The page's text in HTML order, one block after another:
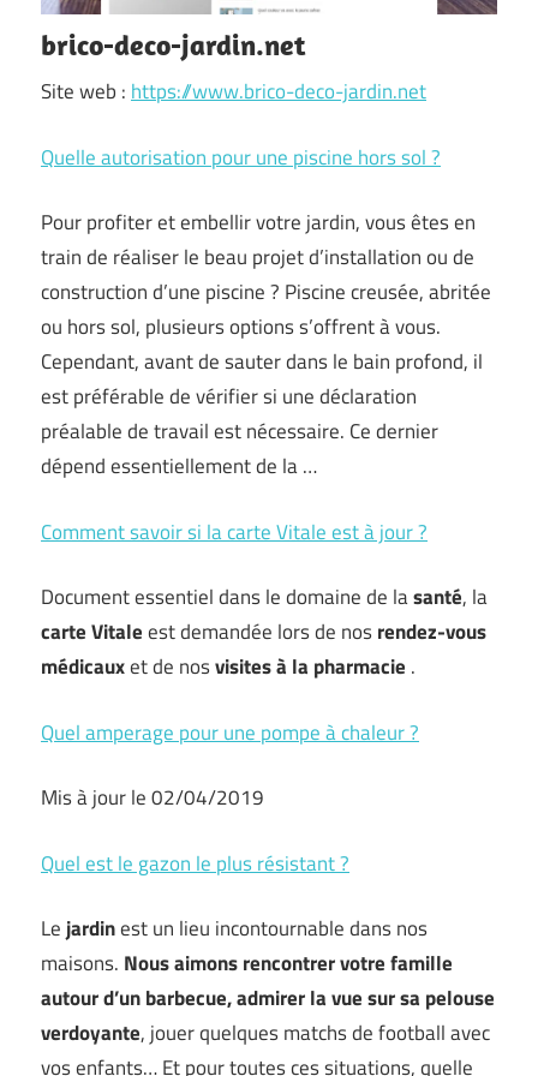
brico-deco-jardin.net
Site web :https://www.brico-deco-jardin.net
Quelle autorisation pour une piscine hors sol ?
Pour profiter et embellir votre jardin, vous êtes en
train de réaliser le beau projet d’installation ou de
construction d’une piscine ? Piscine creusée, abritée
ou hors sol, plusieurs options s’offrent à vous.
Cependant, avant de sauter dans le bain profond, il
est préférable de vérifier si une déclaration
préalable de travail est nécessaire. Ce dernier
dépend essentiellement de la …
Comment savoir si la carte Vitale est à jour ?
Document essentiel dans le domaine de lasanté, la
carte Vitaleest demandée lors de nosrendez-vous
médicauxet de nosvisites à la pharmacie .
Quel amperage pour une pompe à chaleur ?
Mis à jour le 02/04/2019
Quel est le gazon le plus résistant ?
Lejardinest un lieu incontournable dans nos
maisons. Nous aimons rencontrer votre famille
autour d’un barbecue, admirer la vue sur sa pelouse
verdoyante, jouer quelques matchs de football avec
vos enfants… Et pour toutes ces situations, quelle